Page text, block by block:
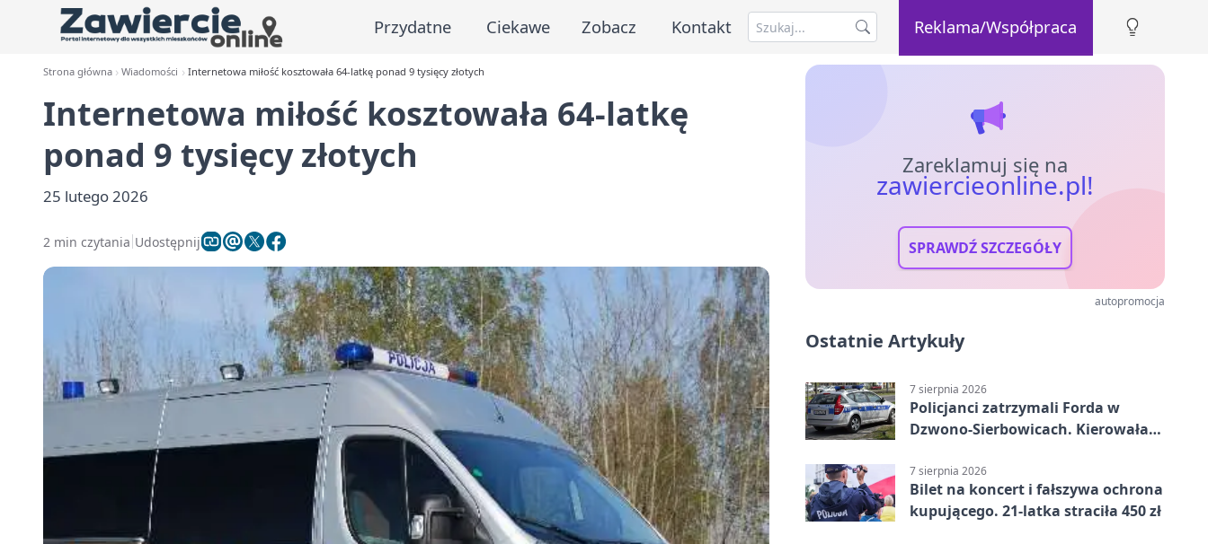
Przydatne Ciekawe Zobacz Kontakt Reklama/Współpraca
Strona główna Wiadomości Internetowa miłość kosztowała 64-latkę ponad 9 tysięcy złotych
Internetowa miłość kosztowała 64-latkę
ponad 9 tysięcy złotych
25 lutego 2026
2 min czytania Udostępnij
Zareklamuj się na
zawiercieonline.pl!
SPRAWDŹ SZCZEGÓŁY
autopromocja
Ostatnie Artykuły
7 sierpnia 2026
Policjanci zatrzymali Forda w
Dzwono-Sierbowicach. Kierowała
7 sierpnia 2026
Bilet na koncert i fałszywa ochrona
kupującego. 21-latka straciła 450 zł